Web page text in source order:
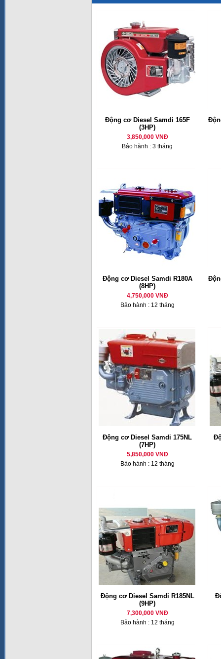
Động cơ Diesel Samdi 165F
(3HP)
3,850,000 VNĐ
Bảo hành : 3 tháng
Động cơ Diesel Samdi R180A
(8HP)
4,750,000 VNĐ
Bảo hành : 12 tháng
Động cơ Diesel Samdi 175NL
(7HP)
5,850,000 VNĐ
Bảo hành : 12 tháng
Động cơ Diesel Samdi R185NL
(9HP)
7,300,000 VNĐ
Bảo hành : 12 tháng